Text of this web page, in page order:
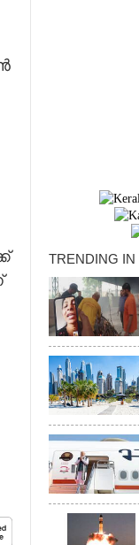
TRENDING IN
×